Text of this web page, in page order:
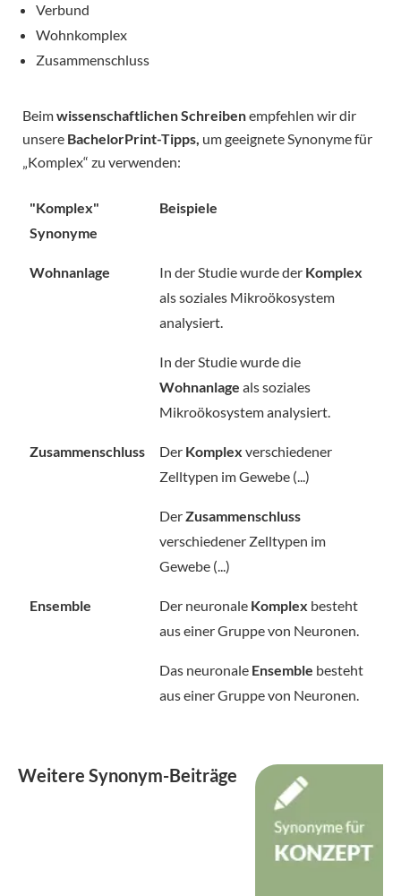
Verbund
Wohnkomplex
Zusammenschluss
Beimwissenschaftlichen Schreibenempfehlen wir dir
unsere BachelorPrint-Tipps, um geeignete Synonyme für
„Komplex“ zu verwenden:
"Komplex"
Synonyme
Beispiele
Wohnanlage In der Studie wurde der Komplex
als soziales Mikroökosystem
analysiert.
In der Studie wurde die
Wohnanlage als soziales
Mikroökosystem analysiert.
Zusammenschluss Der Komplex verschiedener
Zelltypen im Gewebe (...)
DerZusammenschluss
verschiedener Zelltypen im
Gewebe (...)
Ensemble Der neuronale Komplex besteht
aus einer Gruppe von Neuronen.
Das neuronale Ensemble besteht
aus einer Gruppe von Neuronen.
Weitere Synonym-Beiträge